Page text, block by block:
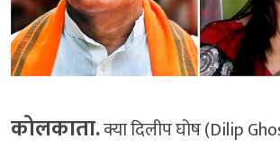
कोलकाता.क्या दिलीप घोष (Dilip